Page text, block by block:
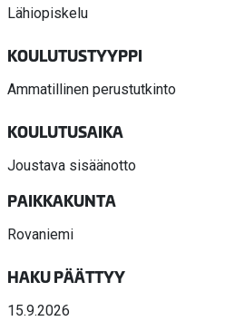
Lähiopiskelu
KOULUTUSTYYPPI
Ammatillinen perustutkinto
KOULUTUSAIKA
Joustava sisäänotto
PAIKKAKUNTA
Rovaniemi
HAKU PÄÄTTYY
15.9.2026